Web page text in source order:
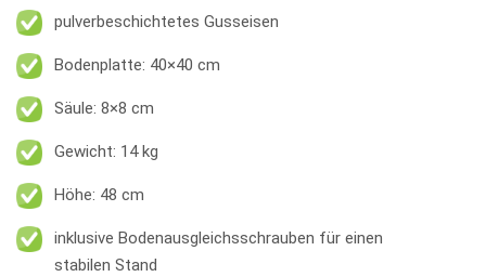
pulverbeschichtetes Gusseisen
Bodenplatte: 40×40 cm
Säule: 8×8 cm
Gewicht: 14 kg
Höhe: 48 cm
inklusive Bodenausgleichsschrauben für einen
stabilen Stand